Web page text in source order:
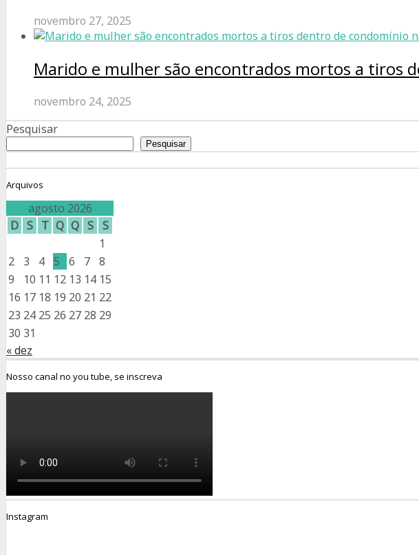
novembro 27, 2025
Marido e mulher são encontrados mortos a tiros
novembro 24, 2025
Pesquisar
Pesquisar
Arquivos
agosto 2026
D S T Q Q S
S
1
2
3 4 5 6 7 8
9
10 11 12 13 14 15
16 17 18 19 20 21 22
23 24 25 26 27 28 29
30 31
« dez
Nosso canal no you tube, se inscreva
Instagram